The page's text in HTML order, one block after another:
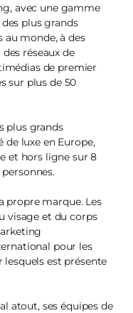
avec une gamme
plus grands
monde, à des
réseaux de
de premier
sur plus de 50
plus grands
luxe en Europe,
et hors ligne sur 8
propre marque. Les
visage et du corps
pour les
lesquels est présente
atout, ses équipes de